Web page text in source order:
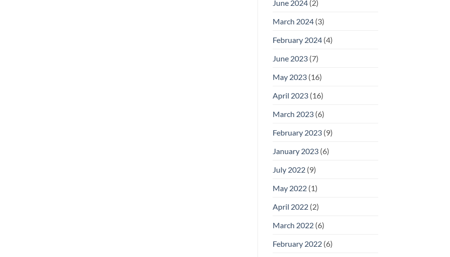
June 2024(2)
March 2024(3)
February 2024(4)
June 2023(7)
May 2023(16)
April 2023(16)
March 2023(6)
February 2023(9)
January 2023(6)
July 2022(9)
May 2022(1)
April 2022(2)
March 2022(6)
February 2022(6)